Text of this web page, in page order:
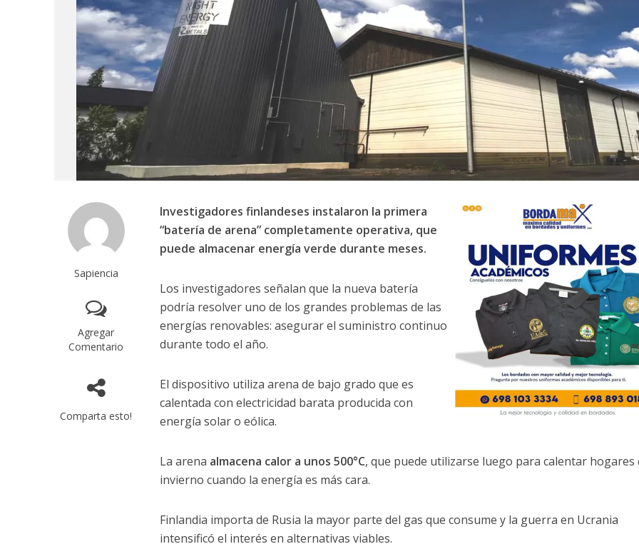
Sapiencia
Agregar
Comentario
Comparta esto!
Investigadores finlandeses instalaron la primera
“batería de arena” completamente operativa, que
puede almacenar energía verde durante meses.
Los investigadores señalan que la nueva batería
podría resolver uno de los grandes problemas de las
energías renovables: asegurar el suministro continuo
durante todo el año.
El dispositivo utiliza arena de bajo grado que es
calentada con electricidad barata producida con
energía solar o eólica.
La arena almacena calor a unos 500°C, que puede utilizarse luego para calentar hogares
invierno cuando la energía es más cara.
Finlandia importa de Rusia la mayor parte del gas que consume y la guerra en Ucrania
intensificó el interés en alternativas viables.